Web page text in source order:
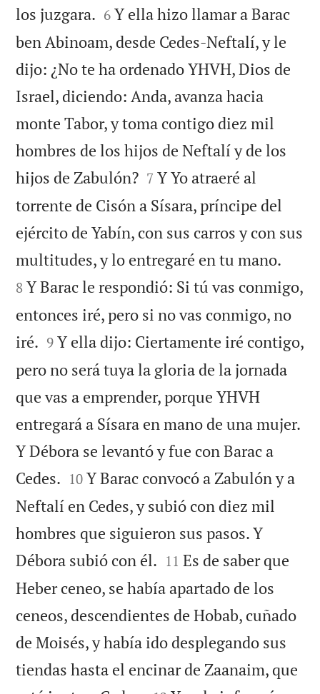
los juzgara. 

6 Y ella hizo llamar a Barac
ben Abinoam, desde Cedes-Neftalí, y le
dijo: ¿No te ha ordenado YHVH, Dios de
Israel, diciendo: Anda, avanza hacia
monte Tabor, y toma contigo diez mil
hombres de los hijos de Neftalí y de los
hijos de Zabulón?
7 Y Yo atraeré al
torrente de Cisón a Sísara, príncipe del
ejército de Yabín, con sus carros y con sus
multitudes, y lo entregaré en tu mano.
8 Y Barac le respondió: Si tú vas conmigo,
entonces iré, pero si no vas conmigo, no
iré. 

9 Y ella dijo: Ciertamente iré contigo,
pero no será tuya la gloria de la jornada
que vas a emprender, porque YHVH
entregará a Sísara en mano de una mujer.
Y Débora se levantó y fue con Barac a
Cedes. 

10 Y Barac convocó a Zabulón y a
Neftalí en Cedes, y subió con diez mil
hombres que siguieron sus pasos. Y
Débora subió con él. 

11 Es de saber que
Heber ceneo, se había apartado de los
ceneos, descendientes de Hobab, cuñado
de Moisés, y había ido desplegando sus
tiendas hasta el encinar de Zaanaim, que